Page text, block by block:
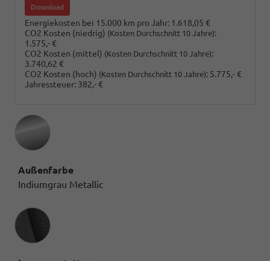
Download
Energiekosten bei 15.000 km pro Jahr: 1.618,05 €
CO2 Kosten (niedrig) (Kosten Durchschnitt 10 Jahre):
1.575,- €
CO2 Kosten (mittel) (Kosten Durchschnitt 10 Jahre):
3.740,62 €
CO2 Kosten (hoch) (Kosten Durchschnitt 10 Jahre): 5.775,- €
Jahressteuer: 382,- €
Außenfarbe
Indiumgrau Metallic
Innenausstattung